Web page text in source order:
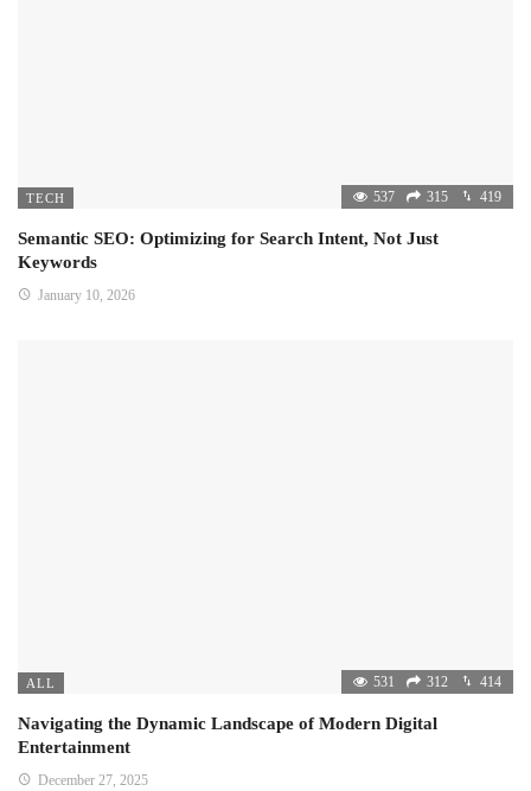
TECH 537 315 419
Semantic SEO: Optimizing for Search Intent, Not Just
Keywords
January 10, 2026
ALL 531 312 414
Navigating the Dynamic Landscape of Modern Digital
Entertainment
December 27, 2025